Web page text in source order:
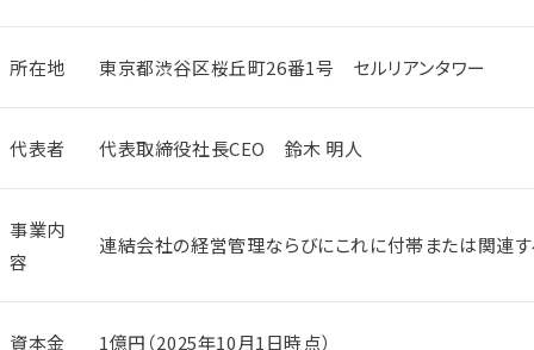
所在地 東京都渋谷区桜丘町26番1号 セルリアンタワー
代表者 代表取締役社長CEO 鈴木 明人
事業内
容
連結会社の経営管理ならびにこれに付帯または関連
資本金 1億円（2025年10月1日時点）